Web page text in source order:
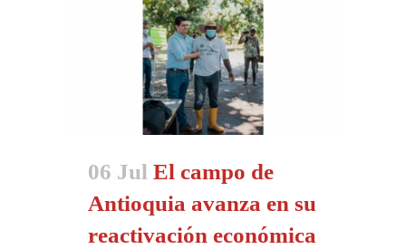
06 Jul El campo de
Antioquia avanza en su
reactivación económica